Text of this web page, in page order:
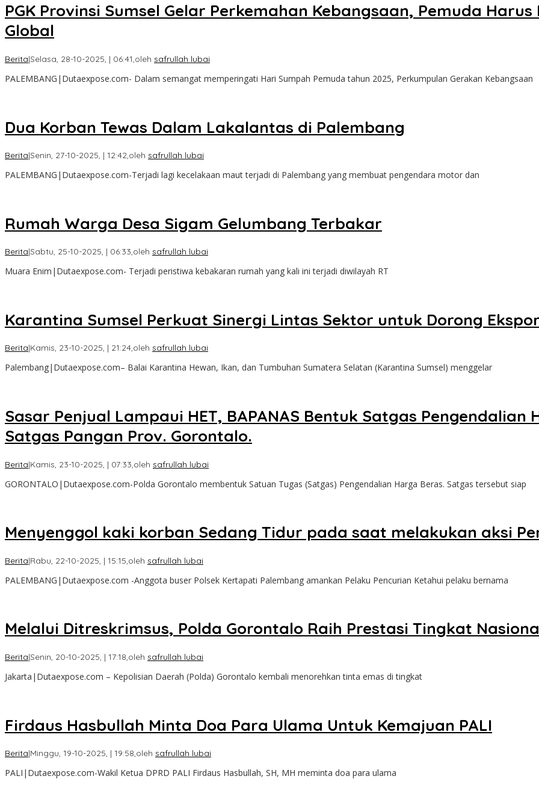
PGK Provinsi Sumsel Gelar Perkemahan Kebangsaan, Pemuda
Global
Berita|Selasa, 28-10-2025, | 06:41,oleh safrullah lubai
PALEMBANG|Dutaexpose.com- Dalam semangat memperingati Hari Sumpah Pemuda tahun 2025, Perkumpulan Gerakan Kebangsaan
Dua Korban Tewas Dalam Lakalantas di Palembang
Berita|Senin, 27-10-2025, | 12:42,oleh safrullah lubai
PALEMBANG|Dutaexpose.com-Terjadi lagi kecelakaan maut terjadi di Palembang yang membuat pengendara motor dan
Rumah Warga Desa Sigam Gelumbang Terbakar
Berita|Sabtu, 25-10-2025, | 06:33,oleh safrullah lubai
Muara Enim|Dutaexpose.com- Terjadi peristiwa kebakaran rumah yang kali ini terjadi diwilayah RT
Karantina Sumsel Perkuat Sinergi Lintas Sektor untuk Dorong Ekspor
Berita|Kamis, 23-10-2025, | 21:24,oleh safrullah lubai
Palembang|Dutaexpose.com– Balai Karantina Hewan, Ikan, dan Tumbuhan Sumatera Selatan (Karantina Sumsel) menggelar
Sasar Penjual Lampaui HET, BAPANAS Bentuk Satgas
Satgas Pangan Prov. Gorontalo.
Berita|Kamis, 23-10-2025, | 07:33,oleh safrullah lubai
GORONTALO|Dutaexpose.com-Polda Gorontalo membentuk Satuan Tugas (Satgas) Pengendalian Harga Beras. Satgas tersebut siap
Menyenggol kaki korban Sedang Tidur pada saat melakukan aksi
Berita|Rabu, 22-10-2025, | 15:15,oleh safrullah lubai
PALEMBANG|Dutaexpose.com -Anggota buser Polsek Kertapati Palembang amankan Pelaku Pencurian Ketahui pelaku bernama
Melalui Ditreskrimsus, Polda Gorontalo Raih Prestasi Tingkat
Berita|Senin, 20-10-2025, | 17:18,oleh safrullah lubai
Jakarta|Dutaexpose.com – Kepolisian Daerah (Polda) Gorontalo kembali menorehkan tinta emas di tingkat
Firdaus Hasbullah Minta Doa Para Ulama Untuk Kemajuan PALI
Berita|Minggu, 19-10-2025, | 19:58,oleh safrullah lubai
PALI|Dutaexpose.com-Wakil Ketua DPRD PALI Firdaus Hasbullah, SH, MH meminta doa para ulama